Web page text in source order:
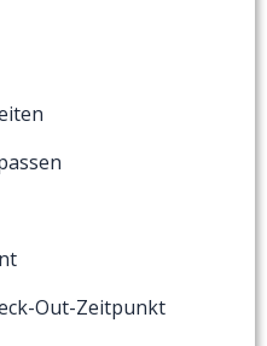
Out-Zeitpunkt